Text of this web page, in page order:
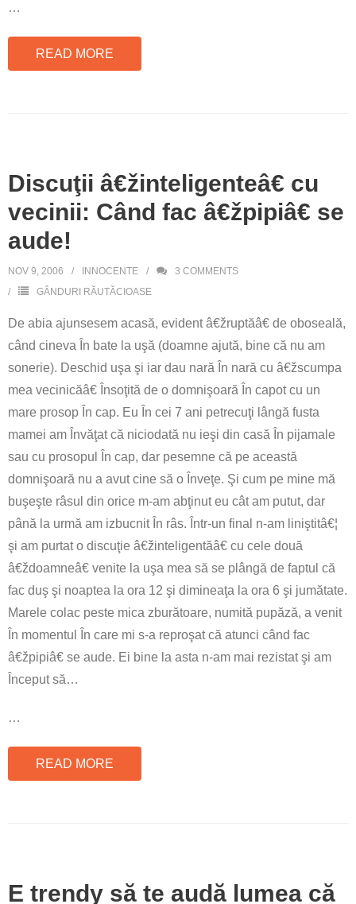
…
READ MORE
Discuţii â€žinteligenteâ€ cu
vecinii: Când fac â€žpipiâ€ se
aude!
NOV 9, 2006 INNOCENTE 3 COMMENTS
GÂNDURI RĂUTĂCIOASE
De abia ajunsesem acasă, evident â€žruptăâ€ de oboseală,
când cineva În bate la uşă (doamne ajută, bine că nu am
sonerie). Deschid uşa şi iar dau nară În nară cu â€žscumpa
mea vecinicăâ€ Însoţită de o domnişoară În capot cu un
mare prosop În cap. Eu În cei 7 ani petrecuţi lângă fusta
mamei am Învăţat că niciodată nu ieşi din casă În pijamale
sau cu prosopul În cap, dar pesemne că pe această
domnişoară nu a avut cine să o Înveţe. Şi cum pe mine mă
buşeşte râsul din orice m-am abţinut eu cât am putut, dar
până la urmă am izbucnit În râs. Într-un final n-am liniştitâ€¦
şi am purtat o discuţie â€žinteligentăâ€ cu cele două
â€ždoamneâ€ venite la uşa mea să se plângă de faptul că
fac duş şi noaptea la ora 12 şi dimineaţa la ora 6 şi jumătate.
Marele colac peste mica zburătoare, numită pupăză, a venit
În momentul În care mi s-a reproşat că atunci când fac
â€žpipiâ€ se aude. Ei bine la asta n-am mai rezistat şi am
Început să…
…
READ MORE
E trendy să te audă lumea că